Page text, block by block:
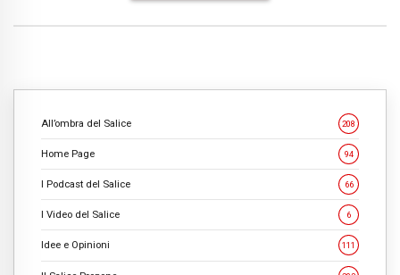
All’ombra del Salice 208
Home Page 94
I Podcast del Salice 66
I Video del Salice 6
Idee e Opinioni 111